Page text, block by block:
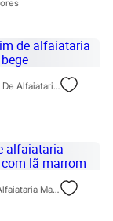
Blazer Slim De Alfaiataria Masculino Bege
Blazer De Alfaiataria Masculino Com Lã Marrom